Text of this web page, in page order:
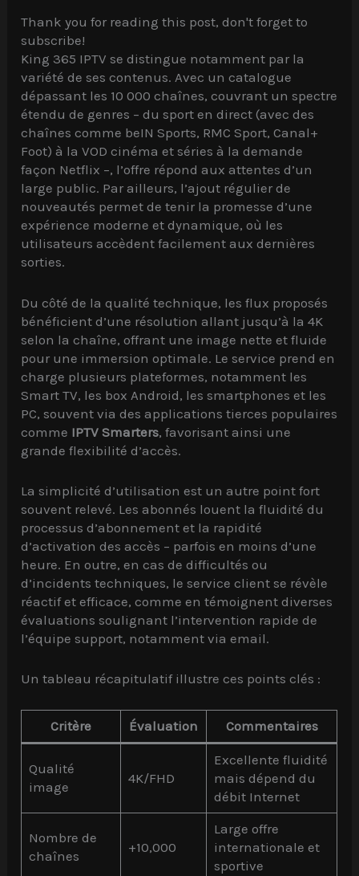
Thank you for reading this post, don't forget to
subscribe!
King 365 IPTV se distingue notamment par la
variété de ses contenus. Avec un catalogue
dépassant les 10 000 chaînes, couvrant un spectre
étendu de genres – du sport en direct (avec des
chaînes comme beIN Sports, RMC Sport, Canal+
Foot) à la VOD cinéma et séries à la demande
façon Netflix –, l’offre répond aux attentes d’un
large public. Par ailleurs, l’ajout régulier de
nouveautés permet de tenir la promesse d’une
expérience moderne et dynamique, où les
utilisateurs accèdent facilement aux dernières
sorties.
Du côté de la qualité technique, les flux proposés
bénéficient d’une résolution allant jusqu’à la 4K
selon la chaîne, offrant une image nette et fluide
pour une immersion optimale. Le service prend en
charge plusieurs plateformes, notamment les
Smart TV, les box Android, les smartphones et les
PC, souvent via des applications tierces populaires
comme IPTV Smarters, favorisant ainsi une
grande flexibilité d’accès.
La simplicité d’utilisation est un autre point fort
souvent relevé. Les abonnés louent la fluidité du
processus d’abonnement et la rapidité
d’activation des accès – parfois en moins d’une
heure. En outre, en cas de difficultés ou
d’incidents techniques, le service client se révèle
réactif et efficace, comme en témoignent diverses
évaluations soulignant l’intervention rapide de
l’équipe support, notamment via email.
Un tableau récapitulatif illustre ces points clés :
Critère Évaluation Commentaires
Qualité
image
4K/FHD
Excellente fluidité
mais dépend du
débit Internet
Nombre de
chaînes
+10,000
Large offre
internationale et
sportive